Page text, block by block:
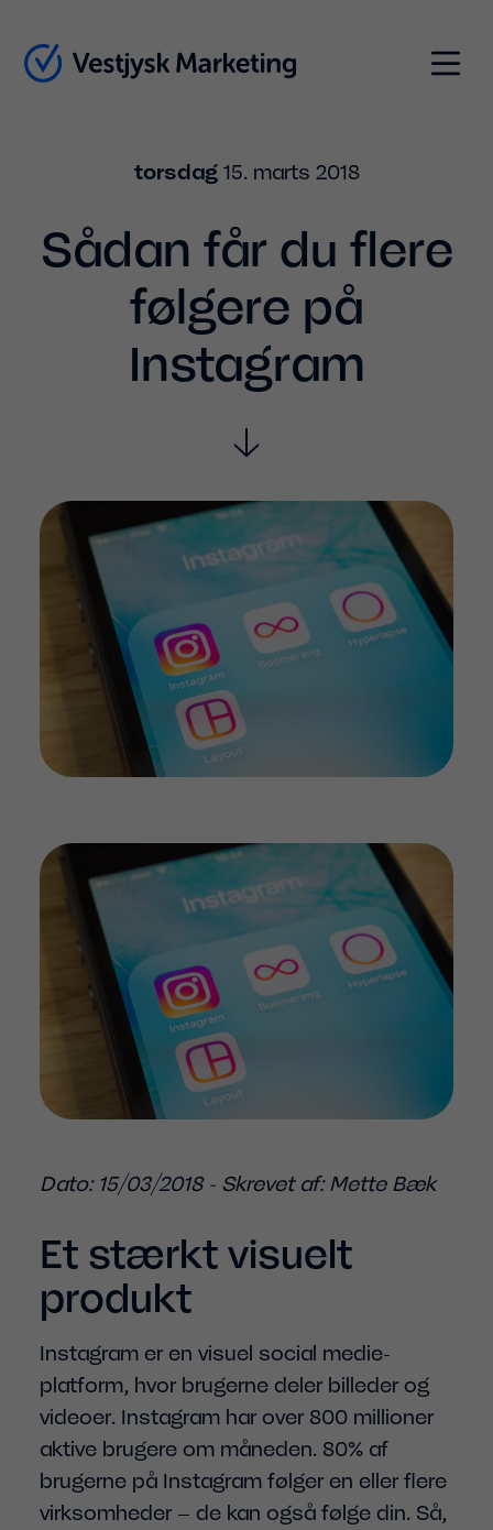
torsdag15. marts 2018
Sådan får du flere
følgere på
Instagram
Dato: 15/03/2018 - Skrevet af: Mette Bæk
Et stærkt visuelt
produkt
Instagram er en visuel social medie-
platform, hvor brugerne deler billeder og
videoer. Instagram har over 800 millioner
aktive brugere om måneden. 80% af
brugerne på Instagram følger en eller flere
virksomheder – de kan også følge din. Så,